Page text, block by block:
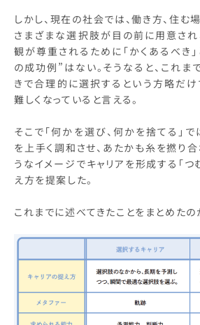
しかし、現在の社会では、働き方、住む
さまざまな選択肢が目の前に用意され
観が尊重されるために「かくあるべき
の成功例”はない。そうなると、これま
きで合理的に選択するという方略だけ
難しくなっていると言える。
そこで「何かを選び、何かを捨てる」
を上手く調和させ、あたかも糸を撚り
うなイメージでキャリアを形成する「つ
え方を提案した。
これまでに述べてきたことをまとめたの